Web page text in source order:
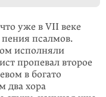
уже в VII веке
псалмов.
исполняли
пропевал второе
в богато
два хора